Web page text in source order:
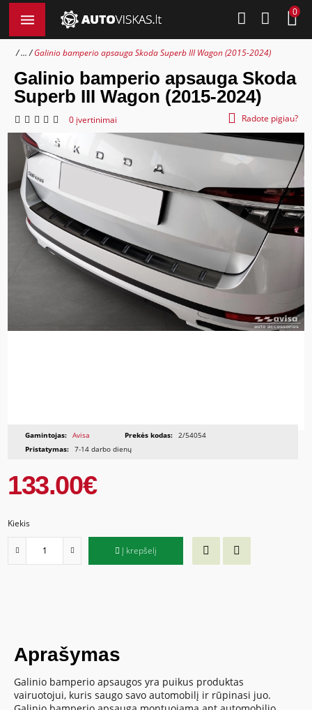
0
... Galinio bamperio apsauga Skoda Superb III Wagon (2015-2024)
Galinio bamperio apsauga Skoda
Superb III Wagon (2015-2024)
0 įvertinimai Radote pigiau?
Gamintojas: Avisa Prekės kodas: 2/54054
Pristatymas: 7-14 darbo dienų
133.00€
Kiekis
Į krepšelį
Aprašymas
Galinio bamperio apsaugos yra puikus produktas
vairuotojui, kuris saugo savo automobilį ir rūpinasi juo.